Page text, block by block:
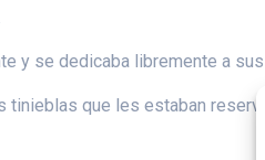
y se dedicaba libremente a
que les estaban